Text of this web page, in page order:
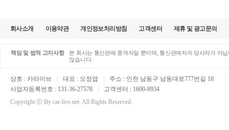
회사소개 이용약관 개인정보처리방침 고객센터 제휴 및 광고문의
책임 및 법적 고지사항
본 회사는 통신판매 중개자일 뿐이며, 통신판매자의 당사자가 아
않습니다.
상호 : 카라이브 대표 : 오정엽
주소 : 인천 남동구 남동대로777번길 18
사업자등록번호 : 131-36-27578
고객센터 : 1600-8934
Copyright ⓒ By car-live.net. All Rights Reserved.